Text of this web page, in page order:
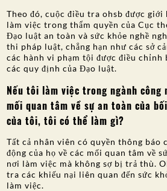
Theo đó, cuộc điều tra ohsb được
làm việc trong thẩm quyền của Cục
Đạo luật an toàn và sức khỏe nghề
thi pháp luật, chẳng hạn như các sở
các hành vi phạm tội được điều chỉnh
các quy định của Đạo luật.
Nếu tôi làm việc trong ngành công
mối quan tâm về sự an toàn của
của tôi, tôi có thể làm gì?
Tất cả nhân viên có quyền thông báo
động của họ về các mối quan tâm về
nơi làm việc mà không sợ bị trả thù.
tra các khiếu nại liên quan đến sức
làm việc.